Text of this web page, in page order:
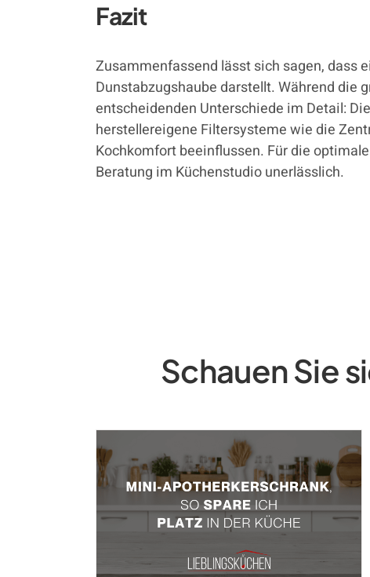
Fazit
Zusammenfassend lässt sich sagen, dass
Dunstabzugshaube darstellt. Während die
entscheidenden Unterschiede im Detail:
herstellereigene Filtersysteme wie die
Kochkomfort beeinflussen. Für die
Beratung im Küchenstudio unerlässlich.
Schauen Sie